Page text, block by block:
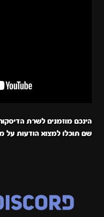
הינכם מוזמנים לשרת
שם תוכלו למצוא הודעות על